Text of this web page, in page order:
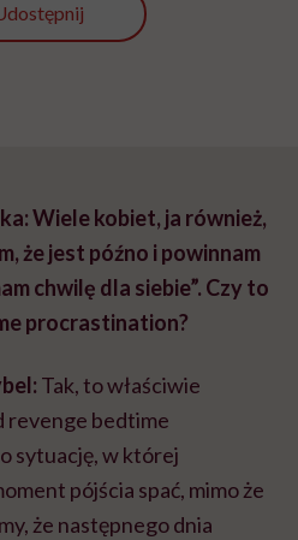
Wiele kobiet, ja również,
że jest późno i powinnam
chwilę dla siebie”. Czy to
procrastination?
Tak, to właściwie
revenge bedtime
sytuację, w której
pójścia spać, mimo że
że następnego dnia